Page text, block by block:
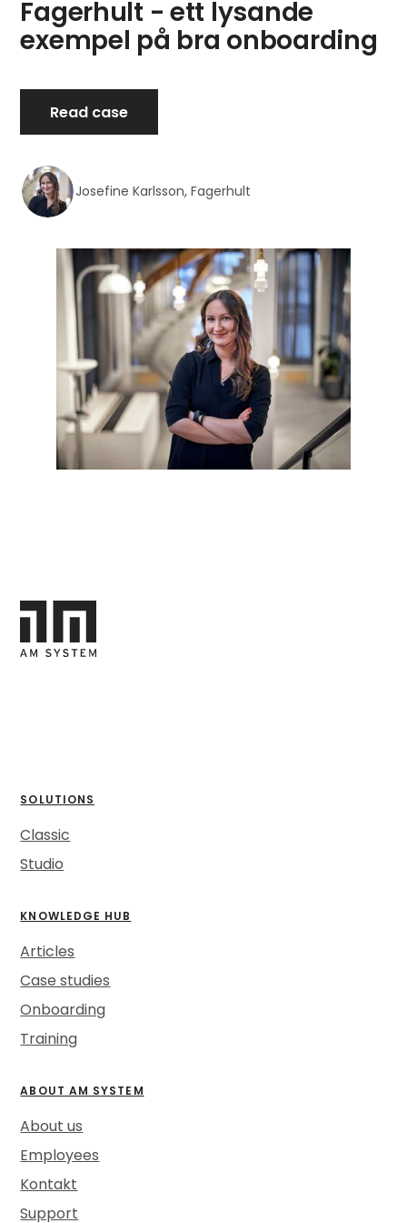
Fagerhult - ett lysande
exempel på bra onboarding
Read case
Josefine Karlsson, Fagerhult
SOLUTIONS
Classic
Studio
KNOWLEDGE HUB
Articles
Case studies
Onboarding
Training
ABOUT AM SYSTEM
About us
Employees
Kontakt
Support